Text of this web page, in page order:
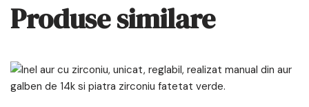
Produse similare